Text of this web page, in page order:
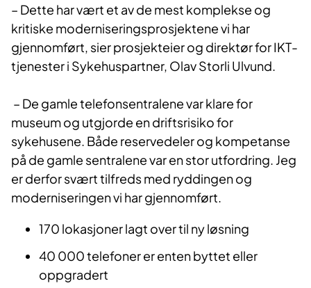
– Dette har vært et av de mest komplekse og
kritiske moderniseringsprosjektene vi har
gjennomført, sier prosjekteier og direktør for IKT-
tjenester i Sykehuspartner, Olav Storli Ulvund.
– De gamle telefonsentralene var klare for
museum og utgjorde en driftsrisiko for
sykehusene. Både reservedeler og kompetanse
på de gamle sentralene var en stor utfordring. Jeg
er derfor svært tilfreds med ryddingen og
moderniseringen vi har gjennomført.
170 lokasjoner lagt over til ny løsning
40 000 telefoner er enten byttet eller
oppgradert